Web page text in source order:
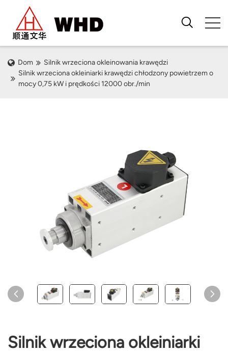
Dom
Silnik wrzeciona okleinowania krawędzi
Silnik wrzeciona okleiniarki krawędzi chłodzony powietrzem o
mocy 0,75 kW i prędkości 12000 obr./min
Silnik wrzeciona okleiniarki